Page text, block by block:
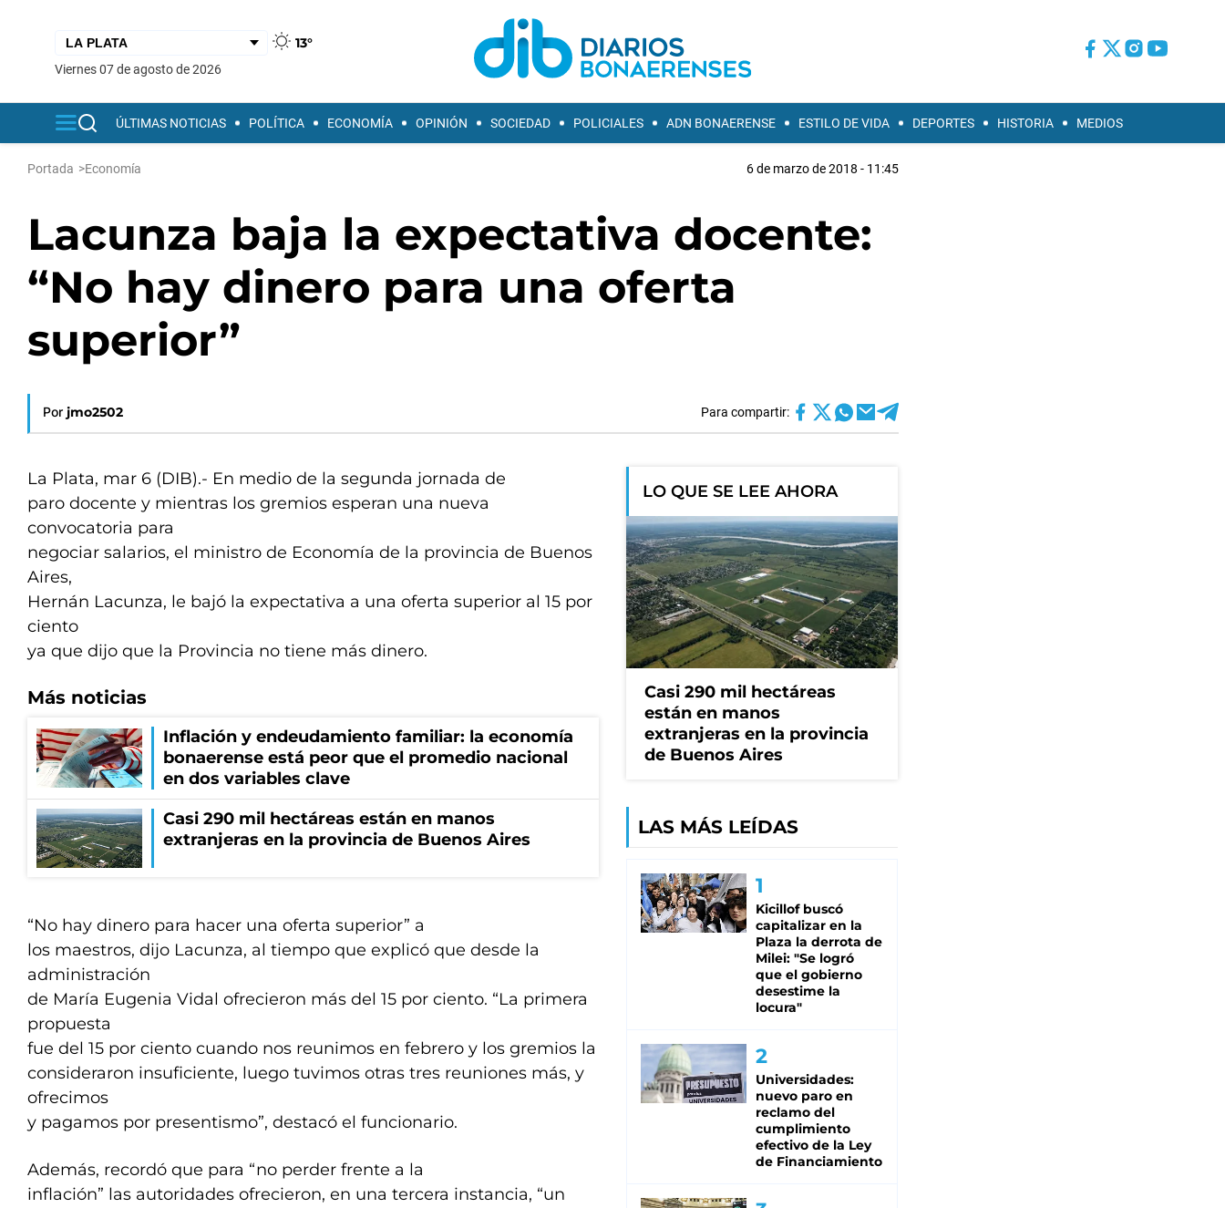
13°
viernes 07 de agosto de 2026
ÚLTIMAS NOTICIAS POLÍTICA ECONOMÍA OPINIÓN SOCIEDAD POLICIALES ADN BONAERENSE ESTILO DE VIDA DEPORTES HISTORIA MEDIOS
Portada >Economía 6 de marzo de 2018 - 11:45
Lacunza baja la expectativa docente:
“No hay dinero para una oferta
superior”
Por jmo2502 Para compartir:
La Plata, mar 6 (DIB).- En medio de la segunda jornada de
paro docente y mientras los gremios esperan una nueva
convocatoria para
negociar salarios, el ministro de Economía de la provincia de Buenos
Aires,
Hernán Lacunza, le bajó la expectativa a una oferta superior al 15 por
ciento
ya que dijo que la Provincia no tiene más dinero.
Más noticias
Inflación y endeudamiento familiar: la economía
bonaerense está peor que el promedio nacional
en dos variables clave
Casi 290 mil hectáreas están en manos
extranjeras en la provincia de Buenos Aires
“No hay dinero para hacer una oferta superior” a
los maestros, dijo Lacunza, al tiempo que explicó que desde la
administración
de María Eugenia Vidal ofrecieron más del 15 por ciento. “La primera
propuesta
fue del 15 por ciento cuando nos reunimos en febrero y los gremios la
consideraron insuficiente, luego tuvimos otras tres reuniones más, y
ofrecimos
y pagamos por presentismo”, destacó el funcionario.
Además, recordó que para “no perder frente a la
inflación” las autoridades ofrecieron, en una tercera instancia, “un
LO QUE SE LEE AHORA
Casi 290 mil hectáreas
están en manos
extranjeras en la provincia
de Buenos Aires
LAS MÁS LEÍDAS
Kicillof buscó
capitalizar en la
Plaza la derrota de
Milei: "Se logró
que el gobierno
desestime la
locura"
Universidades:
nuevo paro en
reclamo del
cumplimiento
efectivo de la Ley
de Financiamiento